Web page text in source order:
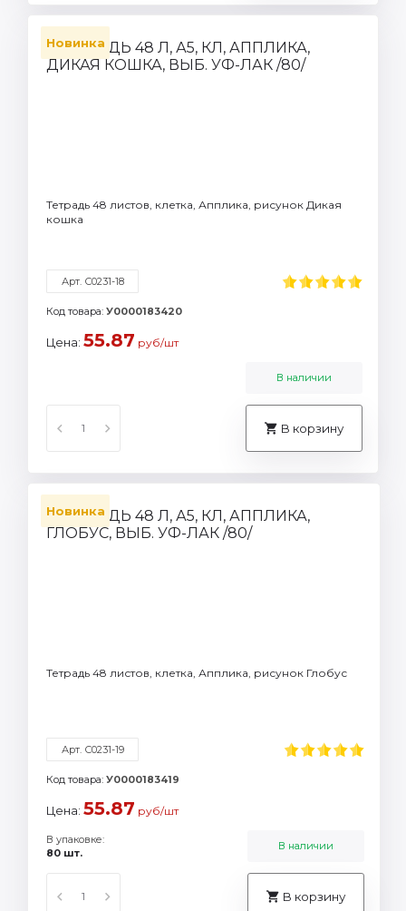
Новинка
Тетрадь 48 листов, клетка, Апплика, рисунок Дикая
кошка
Арт. С0231-18
Код товара: У0000183420
Цена: 55.87 руб/шт
В наличии
В корзину
Новинка
Тетрадь 48 листов, клетка, Апплика, рисунок Глобус
Арт. С0231-19
Код товара: У0000183419
Цена: 55.87 руб/шт
В упаковке:
80 шт.
В наличии
В корзину